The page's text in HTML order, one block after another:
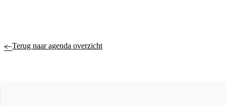
Terug naar agenda overzicht